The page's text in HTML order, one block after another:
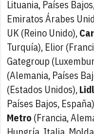
Lituania, Países
Emiratos Árabes
UK (Reino Unido),
Turquía), Elior
Gategroup
(Alemania, Países
(Estados Unidos),Lidl
Países Bajos,
Metro (Francia,